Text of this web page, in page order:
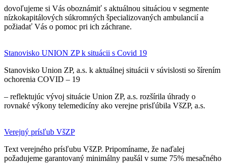
dovoľujeme si Vás oboznámiť s aktuálnou situáciou v segmente
nízkokapitálových súkromných špecializovaných ambulancií a
požiadať Vás o pomoc pri ich záchrane.
Stanovisko UNION ZP k situácii s Covid 19
Stanovisko Union ZP, a.s. k aktuálnej situácii v súvislosti so šírením
ochorenia COVID – 19
– reflektujúc vývoj situácie Union ZP, a.s. rozšírila úhrady o
rovnaké výkony telemedicíny ako verejne prisľúbila VšZP, a.s.
Verejný prísľub VšZP
Text verejného prísľubu VšZP. Pripomíname, že naďalej
požadujeme garantovaný minimálny paušál v sume 75% mesačného